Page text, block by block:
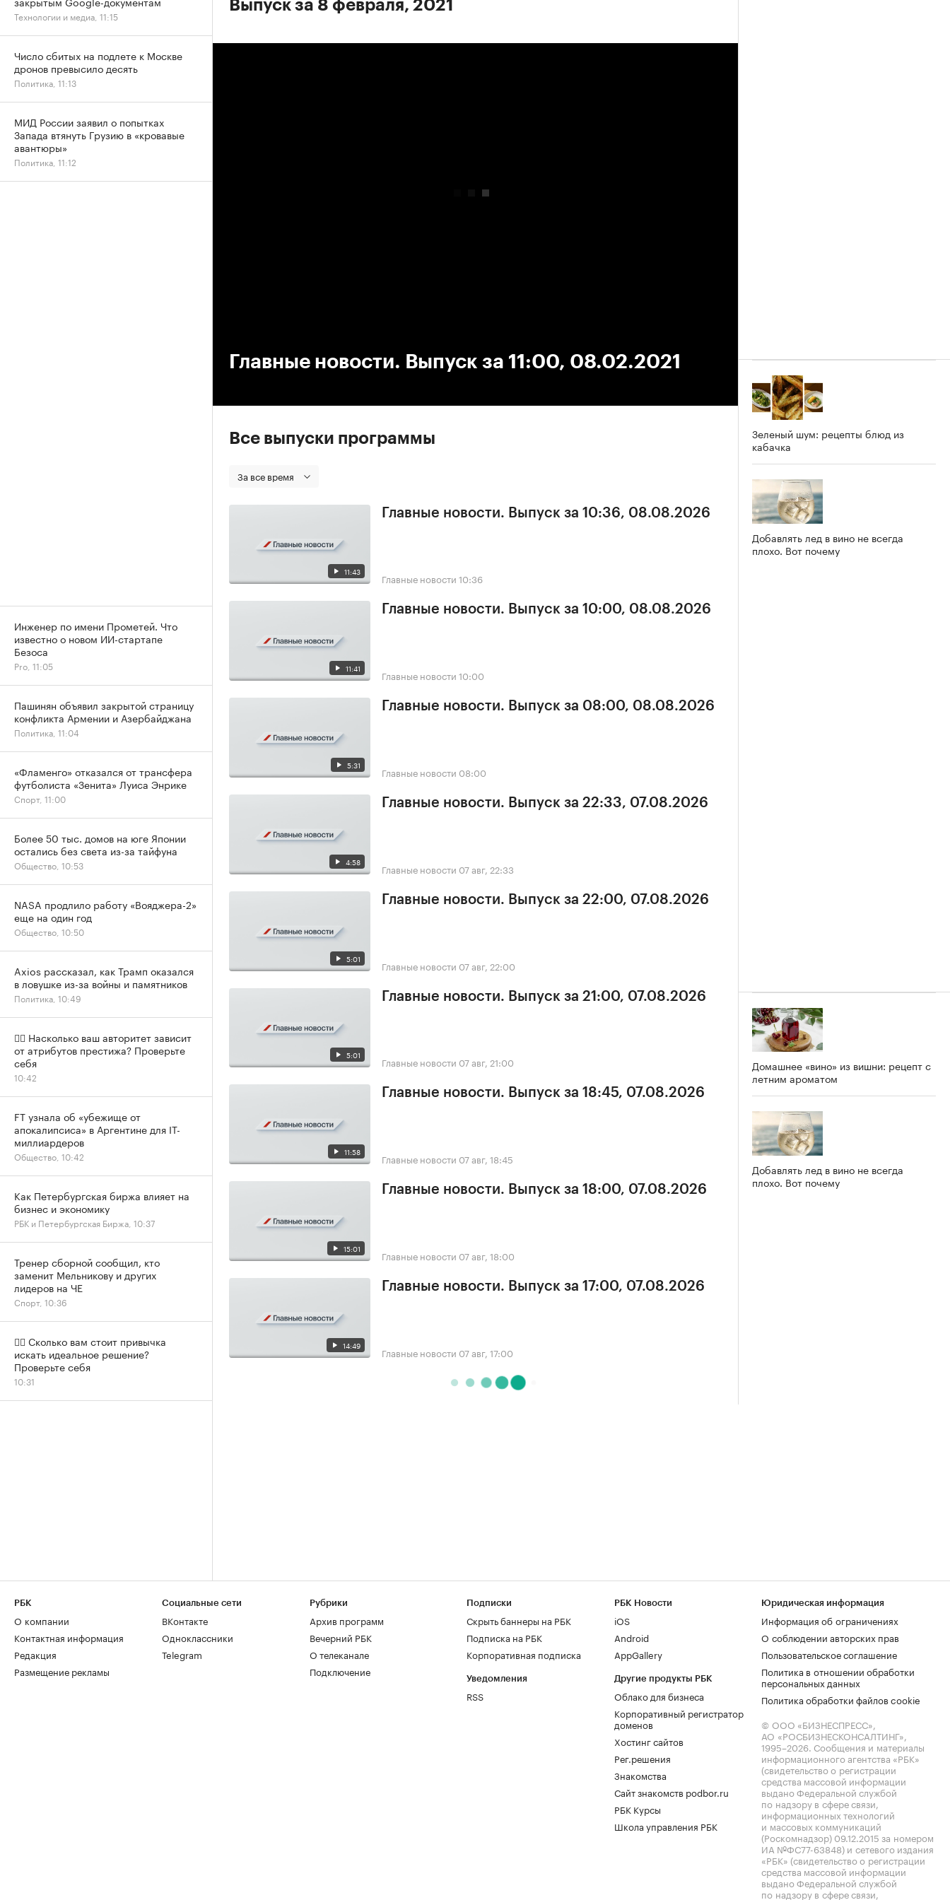
Выпуск за 8 февраля, 2021
Главные новости. Выпуск за 11:00, 08.02.2021
Все выпуски программы
За все время
11:43
Главные новости. Выпуск за 10:36, 08.08.2026
Главные новости 10:36
11:41
Главные новости. Выпуск за 10:00, 08.08.2026
Главные новости 10:00
5:31
Главные новости. Выпуск за 08:00, 08.08.2026
Главные новости 08:00
4:58
Главные новости. Выпуск за 22:33, 07.08.2026
Главные новости 07 авг, 22:33
5:01
Главные новости. Выпуск за 22:00, 07.08.2026
Главные новости 07 авг, 22:00
5:01
Главные новости. Выпуск за 21:00, 07.08.2026
Главные новости 07 авг, 21:00
11:58
Главные новости. Выпуск за 18:45, 07.08.2026
Главные новости 07 авг, 18:45
15:01
Главные новости. Выпуск за 18:00, 07.08.2026
Главные новости 07 авг, 18:00
14:49
Главные новости. Выпуск за 17:00, 07.08.2026
Главные новости 07 авг, 17:00
Зеленый шум: рецепты блюд из
кабачка
Добавлять лед в вино не всегда
плохо. Вот почему
Домашнее «вино» из вишни: рецепт с
летним ароматом
Добавлять лед в вино не всегда
плохо. Вот почему
Технологии и медиа, 11:15
Число сбитых на подлете к Москве
дронов превысило десять
Политика, 11:13
МИД России заявил о попытках
Запада втянуть Грузию в «кровавые
авантюры»
Политика, 11:12
Инженер по имени Прометей. Что
известно о новом ИИ-стартапе
Безоса
Pro, 11:05
Пашинян объявил закрытой страницу
конфликта Армении и Азербайджана
Политика, 11:04
«Фламенго» отказался от трансфера
футболиста «Зенита» Луиса Энрике
Спорт, 11:00
Более 50 тыс. домов на юге Японии
остались без света из-за тайфуна
Общество, 10:53
NASA продлило работу «Вояджера-2»
еще на один год
Общество, 10:50
Axios рассказал, как Трамп оказался
в ловушке из-за войны и памятников
Политика, 10:49
✍🏻 Насколько ваш авторитет зависит
от атрибутов престижа? Проверьте
себя
10:42
FT узнала об «убежище от
апокалипсиса» в Аргентине для IT-
миллиардеров
Общество, 10:42
Как Петербургская биржа влияет на
бизнес и экономику
РБК и Петербургская Биржа, 10:37
Тренер сборной сообщил, кто
заменит Мельникову и других
лидеров на ЧЕ
Спорт, 10:36
✍🏻 Сколько вам стоит привычка
искать идеальное решение?
Проверьте себя
10:31
РБК
О компании
Контактная информация
Редакция
Размещение рекламы
Социальные сети
ВКонтакте
Одноклассники
Telegram
Рубрики
Архив программ
Вечерний РБК
О телеканале
Подключение
Подписки
Скрыть баннеры на РБК
Подписка на РБК
Корпоративная подписка
Уведомления
RSS
РБК Новости
iOS
Android
AppGallery
Другие продукты РБК
Облако для бизнеса
Корпоративный регистратор
доменов
Хостинг сайтов
Рег.решения
Знакомства
Сайт знакомств podbor.ru
РБК Курсы
Школа управления РБК
Юридическая информация
Информация об ограничениях
О соблюдении авторских прав
Пользовательское соглашение
Политика в отношении обработки
персональных данных
Политика обработки файлов cookie
© ООО «БИЗНЕСПРЕСС»,
АО «РОСБИЗНЕСКОНСАЛТИНГ»,
1995–2026. Сообщения и материалы
информационного агентства «РБК»
(свидетельство о регистрации
средства массовой информации
выдано Федеральной службой
по надзору в сфере связи,
информационных технологий
и массовых коммуникаций
(Роскомнадзор) 09.12.2015 за номером
ИА №ФС77-63848) и сетевого издания
«РБК» (свидетельство о регистрации
средства массовой информации
выдано Федеральной службой
по надзору в сфере связи,